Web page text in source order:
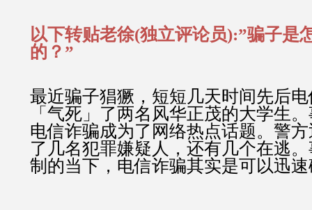
以下转贴老徐(独立评论员):”骗子是
的？”
最近骗子猖獗，短短几天时间先后
「气死」了两名风华正茂的大学生
电信诈骗成为了网络热点话题。警
了几名犯罪嫌疑人，还有几个在逃
制的当下，电信诈骗其实是可以迅